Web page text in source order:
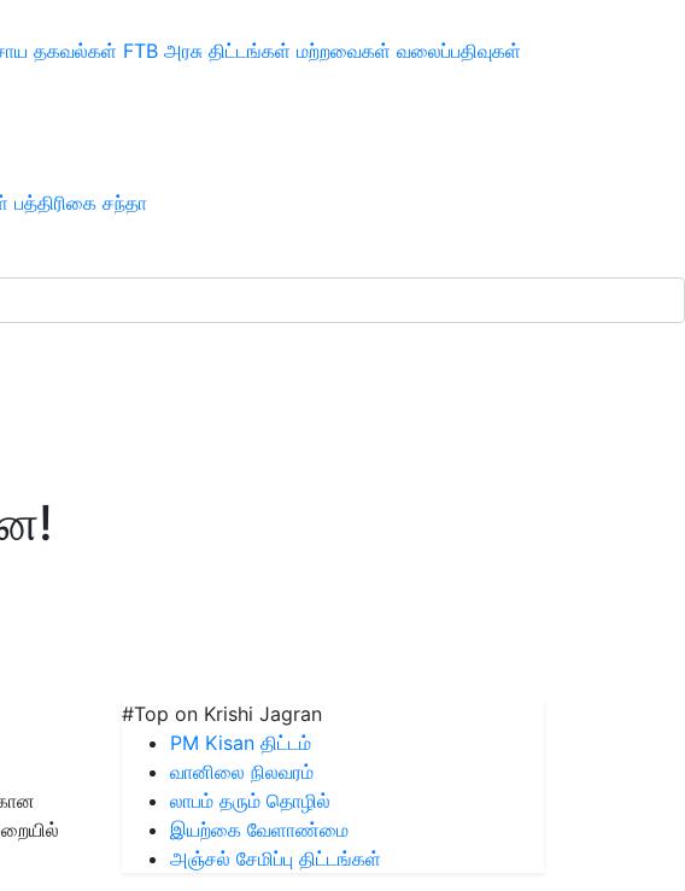
தகவல்கள் FTB அரசு திட்டங்கள் மற்றவைகள் வலைப்பதிவுகள்
பத்திரிகை சந்தா
#Top on Krishi Jagran
PM Kisan திட்டம்
வானிலை நிலவரம்
லாபம் தரும் தொழில்
இயற்கை வேளாண்மை
அஞ்சல் சேமிப்பு திட்டங்கள்